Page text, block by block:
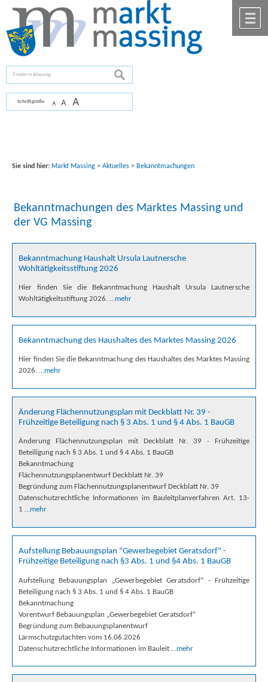
springen.
Schriftgröße A A A
suchen
Sie sind hier: Markt Massing> Aktuelles> Bekanntmachungen
Bekanntmachungen des Marktes Massing und
der VG Massing
Bekanntmachung Haushalt Ursula Lautnersche
Wohltätigkeitsstiftung 2026
Hier finden Sie die Bekanntmachung Haushalt Ursula Lautnersche
Wohltätigkeitsstiftung 2026. …mehr
Bekanntmachung des Haushaltes des Marktes Massing 2026
Hier finden Sie die Bekanntmachung des Haushaltes des Marktes Massing
2026. …mehr
Änderung Flächennutzungsplan mit Deckblatt Nr. 39 -
Frühzeitige Beteiligung nach § 3 Abs. 1 und § 4 Abs. 1 BauGB
Änderung Flächennutzungsplan mit Deckblatt Nr. 39 - Frühzeitige
Beteiligung nach § 3 Abs. 1 und § 4 Abs. 1 BauGB
Bekanntmachung
Flächennutzungsplanentwurf Deckblatt Nr. 39
Begründung zum Flächennutzungsplanentwurf Deckblatt Nr. 39
Datenschutzrechtliche Informationen im Bauleitplanverfahren Art. 13-
1 …mehr
Aufstellung Bebauungsplan "Gewerbegebiet Geratsdorf" -
Frühzeitige Beteiligung nach §3 Abs. 1 und §4 Abs. 1 BauGB
Aufstellung Bebauungsplan „Gewerbegebiet Geratsdorf“ - Frühzeitige
Beteiligung nach § 3 Abs. 1 und § 4 Abs. 1 BauGB
Bekanntmachung
Vorentwurf Bebauungsplan „Gewerbegebiet Geratsdorf“
Begründung zum Bebauungsplanentwurf
Lärmschutzgutachten vom 16.06.2026
Datenschutzrechtliche Informationen im Bauleit …mehr